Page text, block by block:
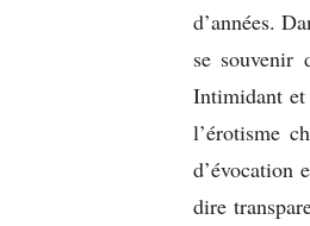
d’années.
se souvenir
Intimidant
l’érotisme
d’évocation
dire